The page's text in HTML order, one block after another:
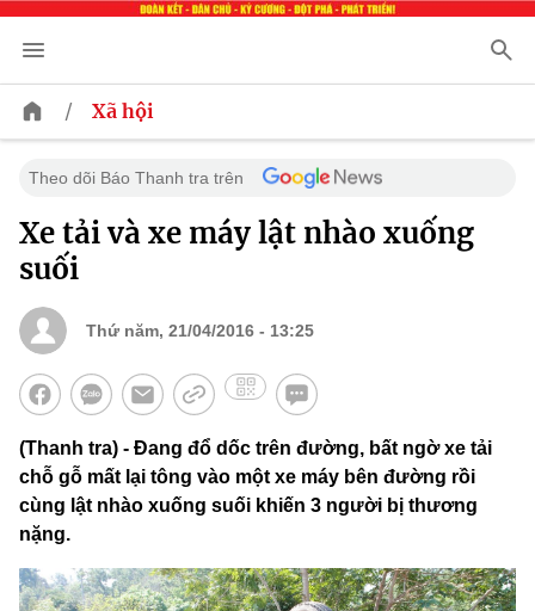
/ Xã hội
Theo dõi Báo Thanh tra trên
Xe tải và xe máy lật nhào xuống
suối
Thứ năm, 21/04/2016 - 13:25
(Thanh tra) - Đang đổ dốc trên đường, bất ngờ xe tải
chỗ gỗ mất lại tông vào một xe máy bên đường rồi
cùng lật nhào xuống suối khiến 3 người bị thương
nặng.